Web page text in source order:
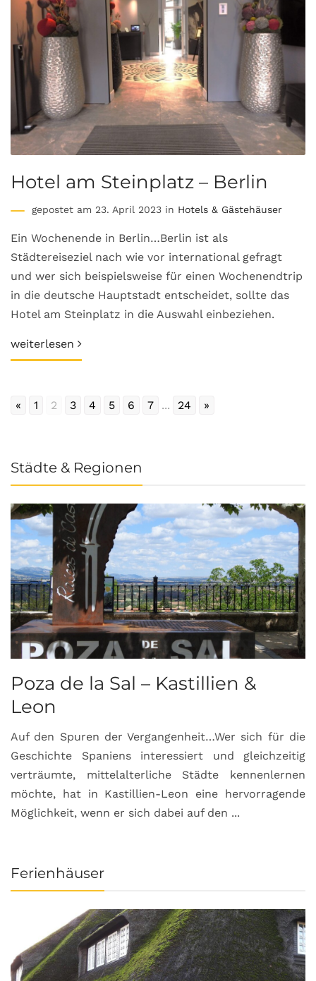
Hotel am Steinplatz – Berlin
gepostet am 23. April 2023 in Hotels & Gästehäuser
Ein Wochenende in Berlin…Berlin ist als
Städtereiseziel nach wie vor international gefragt
und wer sich beispielsweise für einen Wochenendtrip
in die deutsche Hauptstadt entscheidet, sollte das
Hotel am Steinplatz in die Auswahl einbeziehen.
weiterlesen
« 1 2 3 4 5 6 7 ... 24 »
Städte & Regionen
Poza de la Sal – Kastillien &
Leon
Auf den Spuren der Vergangenheit…Wer sich für die
Geschichte Spaniens interessiert und gleichzeitig
verträumte, mittelalterliche Städte kennenlernen
möchte, hat in Kastillien-Leon eine hervorragende
Möglichkeit, wenn er sich dabei auf den ...
Ferienhäuser